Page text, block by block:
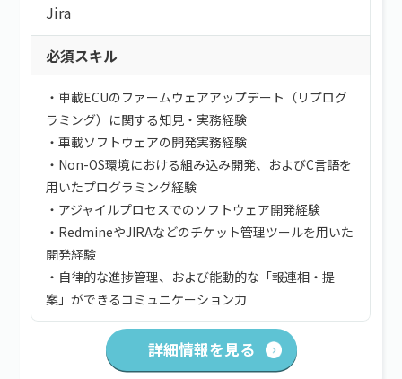
社保あり
社員登用あり
Jira
必須スキル
・車載ECUのファームウェアアップデート（リプログ
ラミング）に関する知見・実務経験
・車載ソフトウェアの開発実務経験
・Non-OS環境における組み込み開発、およびC言語を
用いたプログラミング経験
・アジャイルプロセスでのソフトウェア開発経験
・RedmineやJIRAなどのチケット管理ツールを用いた
開発経験
・自律的な進捗管理、および能動的な「報連相・提
案」ができるコミュニケーション力
詳細情報を見る